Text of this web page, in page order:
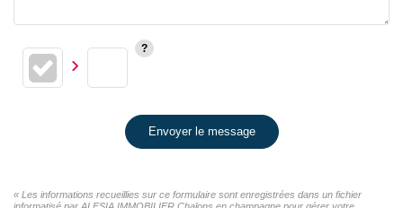
Envoyer le message
« Les informations recueillies sur ce formulaire sont enregistrées dans un fichier
informatisé par ALESIA IMMOBILIER Chalons en champagne pour gérer votre